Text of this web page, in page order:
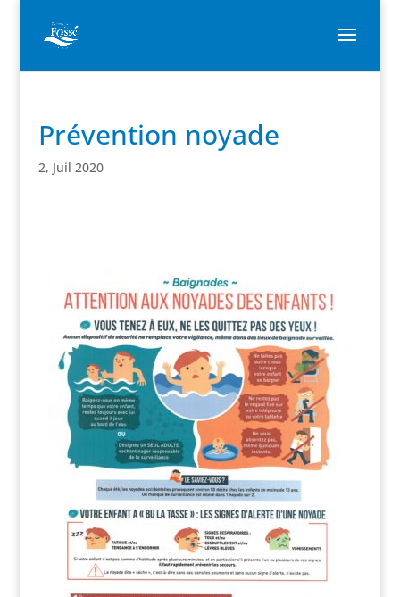
Prévention noyade
2, Juil 2020